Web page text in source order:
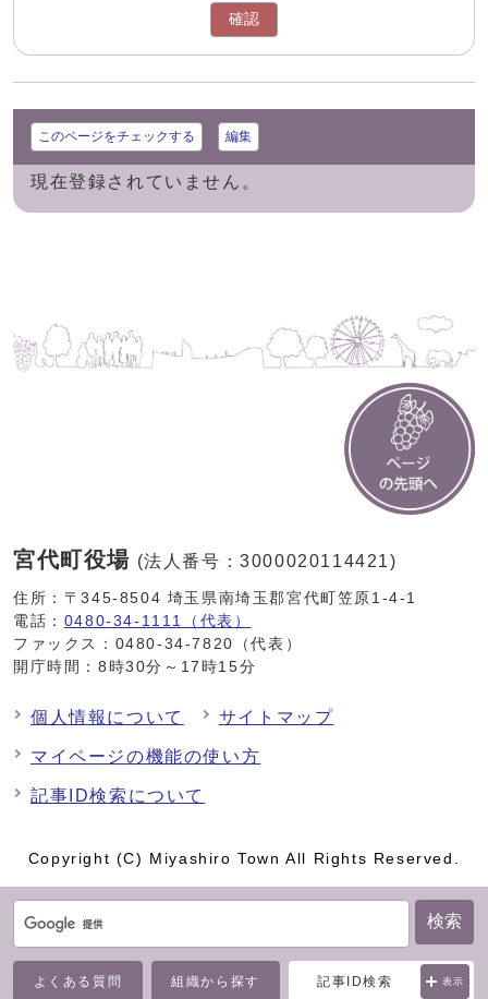
検索
よくある質問 組織から探す 記事ID検索 表示
確認
このページをチェックする 編集
現在登録されていません。
宮代町役場 (法人番号：3000020114421)
住所：〒345-8504 埼玉県南埼玉郡宮代町笠原1-4-1
電話： 0480-34-1111（代表）
ファックス：0480-34-7820（代表）
開庁時間：8時30分～17時15分
個人情報について サイトマップ
マイページの機能の使い方
記事ID検索について
Copyright (C) Miyashiro Town All Rights Reserved.